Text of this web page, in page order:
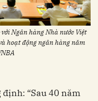
Ngân hàng Nhà nước Việt
hoạt động ngân hàng năm
“Sau 40 năm